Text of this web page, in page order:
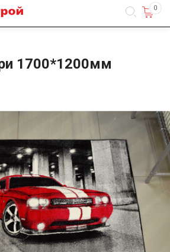
0
1700*1200мм